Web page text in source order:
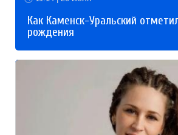
Как Каменск-Уральский
рождения